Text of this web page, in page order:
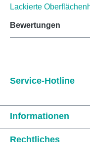
Lackierte
Bewertungen
Service-Hotline
Informationen
Rechtliches